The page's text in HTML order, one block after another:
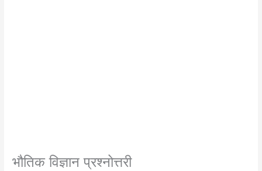
भौतिक विज्ञान प्रश्नोत्तरी